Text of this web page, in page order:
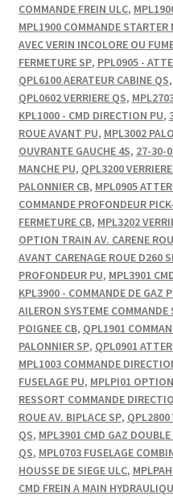
COMMANDE FREIN ULC,
MPL1900 COMMANDE STARTER
AVEC VERIN INCOLORE OU
FERMETURE SP, PPL0905 -
QPL6100 AERATEUR CABINE QS,
QPL0602 VERRIERE QS,
KPL1000 - CMD DIRECTION PU,
ROUE AVANT PU, MPL3002
OUVRANTE GAUCHE 4S, 27-30-
MANCHE PU, QPL3200
PALONNIER CB, MPL0905
COMMANDE PROFONDEUR
FERMETURE CB, MPL3202
OPTION TRAIN AV. CARENE
AVANT CARENAGE ROUE D260
PROFONDEUR PU, MPL3901
KPL3900 - COMMANDE DE GAZ
AILERON SYSTEME COMMANDE
POIGNEE CB, QPL1901
PALONNIER SP, QPL0901
MPL1003 COMMANDE
FUSELAGE PU, MPLPI01
RESSORT COMMANDE
ROUE AV. BIPLACE SP, QPL2800
QS, MPL3901 CMD GAZ
QS, MPL0703 FUSELAGE
HOUSSE DE SIEGE ULC,
CMD FREIN A MAIN